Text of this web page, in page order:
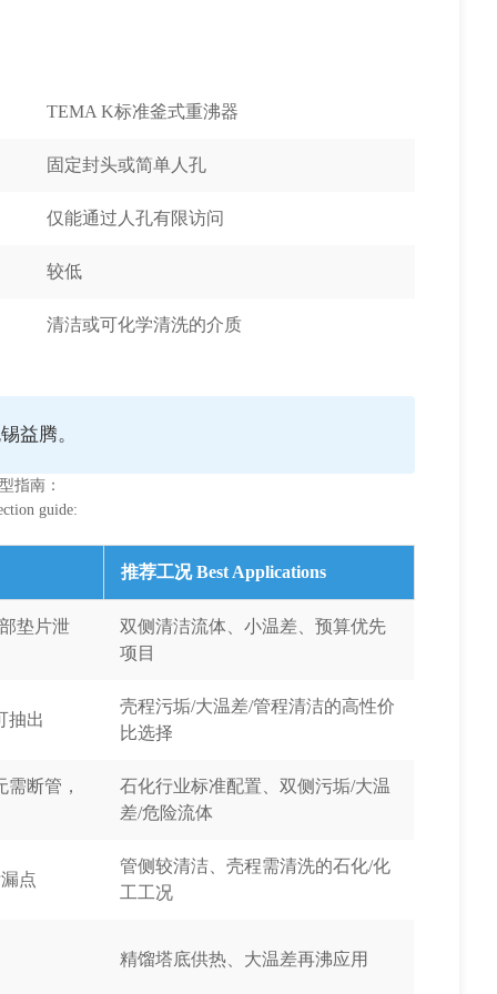
TEMA K标准釜式重沸器
固定封头或简单人孔
仅能通过人孔有限访问
较低
清洁或可化学清洗的介质
益腾。
指南：
guide:
推荐工况 Best Applications
垫片泄
双侧清洁流体、小温差、预算优先
项目
抽出
壳程污垢/大温差/管程清洁的高性价
比选择
断管，
石化行业标准配置、双侧污垢/大温
差/危险流体
点
管侧较清洁、壳程需清洗的石化/化
工工况
精馏塔底供热、大温差再沸应用